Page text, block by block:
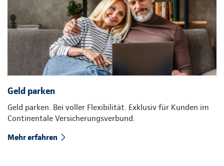
Geld parken
Geld parken. Bei voller Flexibilität. Exklusiv für Kunden im
Continentale Versicherungsverbund.
Mehr erfahren